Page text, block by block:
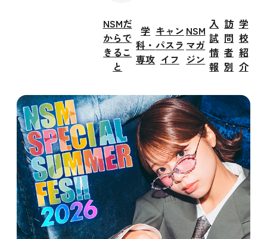
NSMだ
からで
きるこ
と
学
科・
専攻
キャン
パスラ
イフ
NSM
マガ
ジン
入
試
情
報
訪
問
者
別
学
校
紹
介